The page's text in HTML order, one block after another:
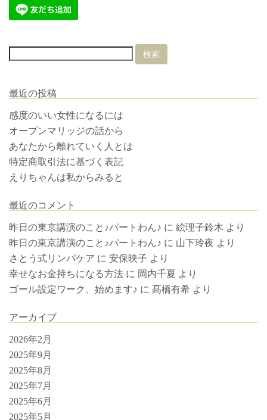
最近の投稿
感度のいい女性になるには
オープンマリッジの話から
あなたから離れていく人とは
特定商取引法に基づく表記
えりちゃんは私からみると
最近のコメント
昨日の東京講演のこと♪パートわん♪ に 絵理子鈴木 より
昨日の東京講演のこと♪パートわん♪ に 山下玲夜 より
さとう式リンパケア に 安保映子 より
幸せなお金持ちになる方法 に 岡内千夏 より
ゴール設定ワーク、始めます♪ に 髙橋有希 より
アーカイブ
2026年2月
2025年9月
2025年8月
2025年7月
2025年6月
2025年5月